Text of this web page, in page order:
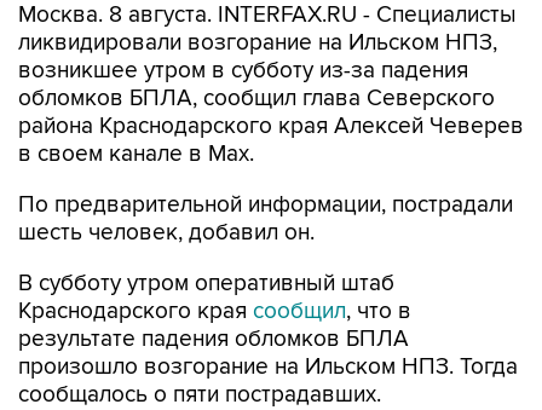
Москва. 8 августа. INTERFAX.RU - Специалисты
ликвидировали возгорание на Ильском НПЗ,
возникшее утром в субботу из-за падения
обломков БПЛА, сообщил глава Северского
района Краснодарского края Алексей Чеверев
в своем канале в Max.
По предварительной информации, пострадали
шесть человек, добавил он.
В субботу утром оперативный штаб
Краснодарского края сообщил, что в
результате падения обломков БПЛА
произошло возгорание на Ильском НПЗ. Тогда
сообщалось о пяти пострадавших.